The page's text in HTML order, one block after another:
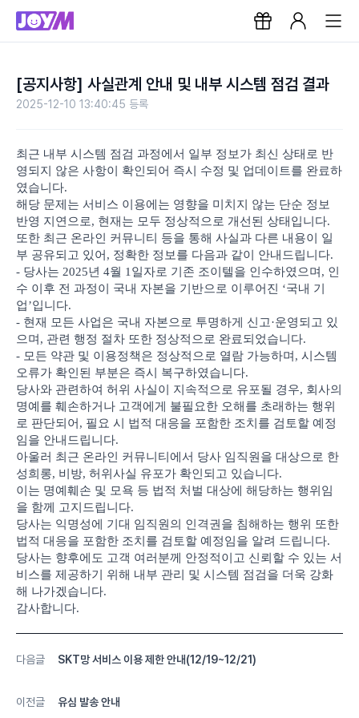
[공지사항] 사실관계 안내 및 내부 시스템 점검 결과
2025-12-10 13:40:45 등록
최근 내부 시스템 점검 과정에서 일부 정보가 최신 상태로 반
영되지 않은 사항이 확인되어 즉시 수정 및 업데이트를 완료하
였습니다.
해당 문제는 서비스 이용에는 영향을 미치지 않는 단순 정보
반영 지연으로, 현재는 모두 정상적으로 개선된 상태입니다.
또한 최근 온라인 커뮤니티 등을 통해 사실과 다른 내용이 일
부 공유되고 있어, 정확한 정보를 다음과 같이 안내드립니다.
- 당사는 2025년 4월 1일자로 기존 조이텔을 인수하였으며, 인
수 이후 전 과정이 국내 자본을 기반으로 이루어진 ‘국내 기
업’입니다.
- 현재 모든 사업은 국내 자본으로 투명하게 신고·운영되고 있
으며, 관련 행정 절차 또한 정상적으로 완료되었습니다.
- 모든 약관 및 이용정책은 정상적으로 열람 가능하며, 시스템
오류가 확인된 부분은 즉시 복구하였습니다.
당사와 관련하여 허위 사실이 지속적으로 유포될 경우, 회사의
명예를 훼손하거나 고객에게 불필요한 오해를 초래하는 행위
로 판단되어, 필요 시 법적 대응을 포함한 조치를 검토할 예정
임을 안내드립니다.
아울러 최근 온라인 커뮤니티에서 당사 임직원을 대상으로 한
성희롱, 비방, 허위사실 유포가 확인되고 있습니다.
이는 명예훼손 및 모욕 등 법적 처벌 대상에 해당하는 행위임
을 함께 고지드립니다.
당사는 익명성에 기대 임직원의 인격권을 침해하는 행위 또한
법적 대응을 포함한 조치를 검토할 예정임을 알려 드립니다.
당사는 향후에도 고객 여러분께 안정적이고 신뢰할 수 있는 서
비스를 제공하기 위해 내부 관리 및 시스템 점검을 더욱 강화
해 나가겠습니다.
감사합니다.
다음글 SKT망 서비스 이용 제한 안내(12/19~12/21)
이전글 유심 발송 안내